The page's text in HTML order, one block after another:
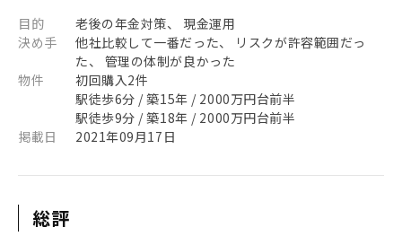
目的
老後の年金対策、 現金運用
決め手
他社比較して一番だった、 リスクが許容範囲だっ
た、 管理の体制が良かった
物件
初回購入2件
駅徒歩6分 / 築15年 / 2000万円台前半
駅徒歩9分 / 築18年 / 2000万円台前半
掲載日
2021年09月17日
総評